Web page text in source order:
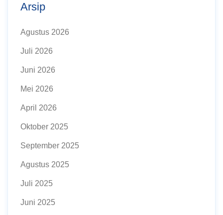
Arsip
Agustus 2026
Juli 2026
Juni 2026
Mei 2026
April 2026
Oktober 2025
September 2025
Agustus 2025
Juli 2025
Juni 2025